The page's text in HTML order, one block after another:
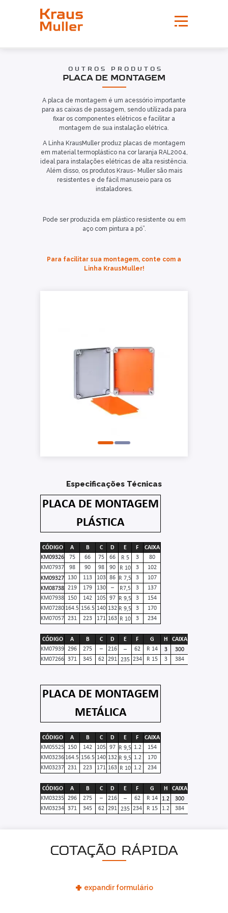
OUTROS PRODUTOS
PLACA DE MONTAGEM
A placa de montagem é um acessório importante
para as caixas de passagem, sendo utilizada para
fixar os componentes elétricos e facilitar a
montagem de sua instalação elétrica.
A Linha KrausMuller produz placas de montagem
em material termoplástico na cor laranja RAL2004,
ideal para instalações elétricas de alta resistência.
Além disso, os produtos Kraus- Muller são mais
resistentes e de fácil manuseio para os
instaladores.
Pode ser produzida em plástico resistente ou em
aço com pintura a pó”.
Para facilitar sua montagem, conte com a
Linha KrausMuller!
Especificações Técnicas
PLACA DE MONTAGEM
PLÁSTICA
CÓDIGO A B C D E F
CAIXA
KM09326
75 66 75 66 R 5 3
80
KM07937
98 90 98 90 R 10 3
102
KM09327
130 113 103 86 R 7,5 3
107
KM08738 219 179 130 – R7,5 3
137
KM07938
150 142 105 97 R 9,5 3
154
KM07280 164.5 156.5 140 132 R 9,5 3
170
KM07057 231 223 171 163 R 10 3 234
CÓDIGO A B C D E F G H
CAIXA
KM07939 296 275 – 216 – 62 R 14 3
300
KM07266 371 345 62 291 235 234 R 15 3 384
PLACA DE MONTAGEM
METÁLICA
CÓDIGO A B C D E F
CAIXA
KM05525
150 142 105 97 R 9,5 1.2
154
KM03236 164.5 156.5 140 132 R 9,5 1.2
170
KM03237 231 223 171 163 R 10 1.2 234
CÓDIGO A B C D E F G H
CAIXA
KM03235 296 275 – 216 – 62 R 14 1.2
300
KM03234 371 345 62 291 235 234 R 15 1.2 384
COTAÇÃO RÁPIDA
+ expandir formulário